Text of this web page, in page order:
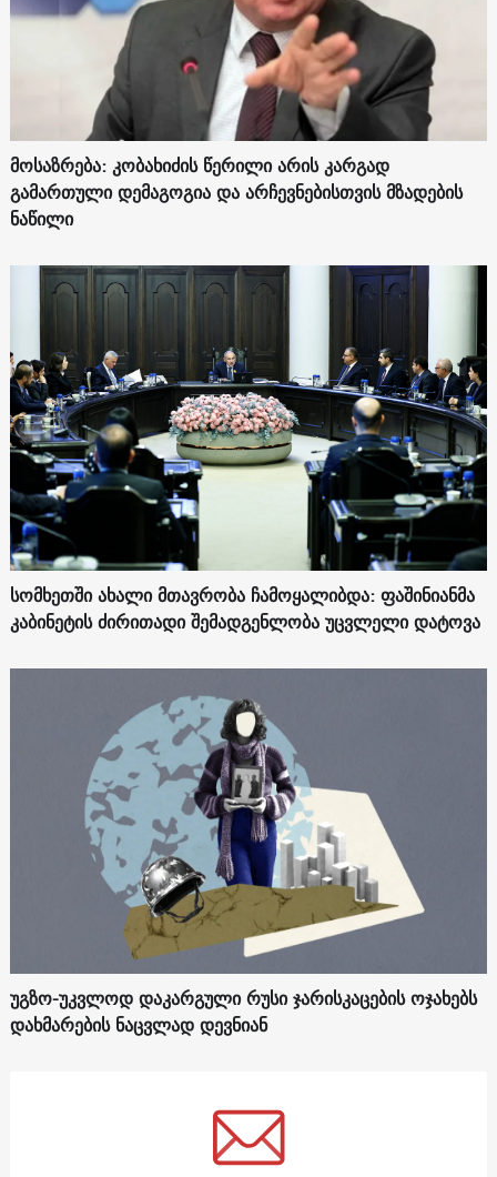
მოსაზრება: კობახიძის წერილი არის კარგად
გამართული დემაგოგია და არჩევნებისთვის მზადების
ნაწილი
სომხეთში ახალი მთავრობა ჩამოყალიბდა: ფაშინიანმა
კაბინეტის ძირითადი შემადგენლობა უცვლელი დატოვა
უგზო-უკვლოდ დაკარგული რუსი ჯარისკაცების ოჯახებს
დახმარების ნაცვლად დევნიან